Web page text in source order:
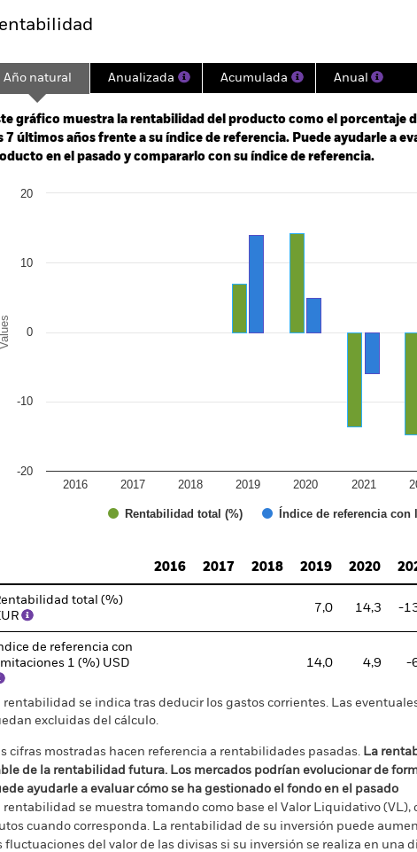
2018-07-01 00:00:00 to 2026-07-31 00:00:00.
-30 to 60.
Año natural Anualizada Acumulada Anual
gráfico muestra la rentabilidad del producto como el porcentaje
7 últimos años frente a su índice de referencia. Puede ayudarle a
en el pasado y compararlo con su índice de referencia.
chart with 2 data series.
Values
Rentabilidad total (%) Índice de referencia con
2016 2017 2018 2019 2020 2021
-20
-10
0
10
20
2016
2017 2018 2019 2020
total (%)
7,0 14,3 -
de referencia con
1 (%) USD
14,0 4,9 -
rentabilidad se indica tras deducir los gastos corrientes. Las
excluidas del cálculo.
cifras mostradas hacen referencia a rentabilidades pasadas. La
de la rentabilidad futura. Los mercados podrían evolucionar de
ayudarle a evaluar cómo se ha gestionado el fondo en el pasado
rentabilidad se muestra tomando como base el Valor Liquidativo (VL),
cuando corresponda. La rentabilidad de su inversión puede
fluctuaciones del valor de las divisas si su inversión se realiza en una